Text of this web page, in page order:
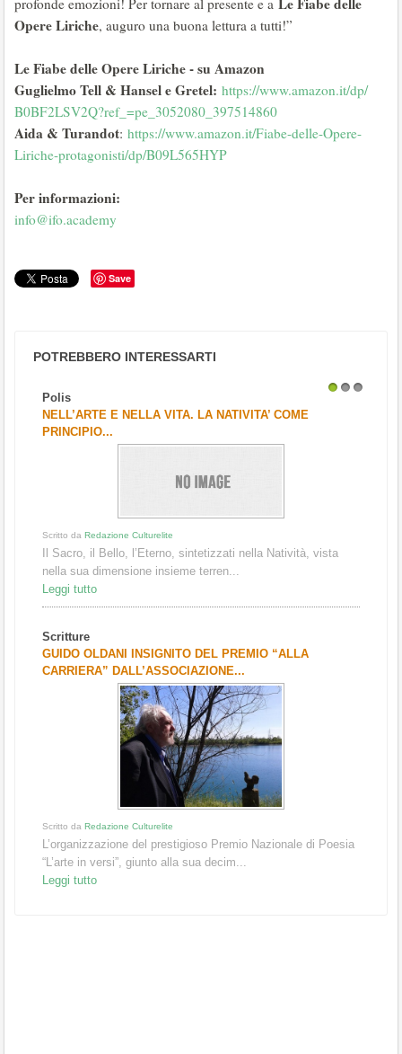
profonde emozioni! Per tornare al presente e a
Opere Liriche, auguro una buona lettura a tutti!”
Le Fiabe delle Opere Liriche - su Amazon
Guglielmo Tell & Hansel e Gretel: https://www.amazon.it/dp/
B0BF2LSV2Q?ref_=pe_3052080_ 397514860
Aida & Turandot: https://www.amazon.it/Fiabe-delle-Opere-
Liriche-protagonisti/dp/B09L565HYP
Per informazioni:
info@ifo.academy
Save
POTREBBERO INTERESSARTI
Polis
NELL’ARTE E NELLA VITA. LA NATIVITA’ COME
PRINCIPIO...
Scritto da Redazione Culturelite
Il Sacro, il Bello, l’Eterno, sintetizzati nella Natività, vista
nella sua dimensione insieme terren...
Leggi tutto
Scritture
GUIDO OLDANI INSIGNITO DEL PREMIO “ALLA
CARRIERA” DALL’ASSOCIAZIONE...
Scritto da Redazione Culturelite
L’organizzazione del prestigioso Premio Nazionale di Poesia
“L’arte in versi”, giunto alla sua decim...
Leggi tutto